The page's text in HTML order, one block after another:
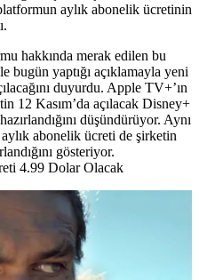
aylık abonelik ücretinin
hakkında merak edilen bu
bugün yaptığı açıklamayla yeni
duyurdu. Apple TV+’ın
12 Kasım’da açılacak Disney+
düşündürüyor. Aynı
abonelik ücreti de şirketin
gösteriyor.
4.99 Dolar Olacak